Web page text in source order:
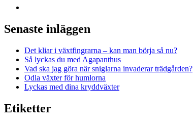
Senaste inläggen
Det kliar i växtfingrarna – kan man börja så nu?
Så lyckas du med Agapanthus
Vad ska jag göra när sniglarna invaderar trädgården?
Odla växter för humlorna
Lyckas med dina kryddväxter
Etiketter